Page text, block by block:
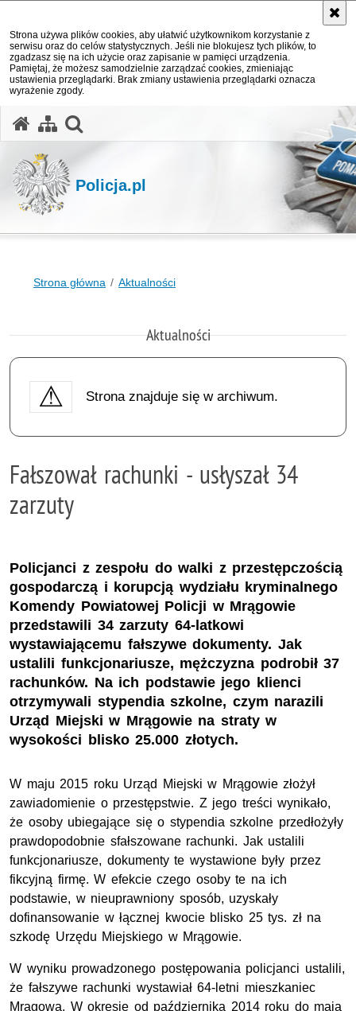
Strona używa plików cookies, aby ułatwić użytkownikom korzystanie z
serwisu oraz do celów statystycznych. Jeśli nie blokujesz tych plików, to
zgadzasz się na ich użycie oraz zapisanie w pamięci urządzenia.
Pamiętaj, że możesz samodzielnie zarządzać cookies, zmieniając
ustawienia przeglądarki. Brak zmiany ustawienia przeglądarki oznacza
wyrażenie zgody.
Policja.pl
Strona główna Aktualności
Aktualności
Strona znajduje się w archiwum.
Fałszował rachunki - usłyszał 34
zarzuty
Policjanci z zespołu do walki z przestępczością
gospodarczą i korupcją wydziału kryminalnego
Komendy Powiatowej Policji w Mrągowie
przedstawili 34 zarzuty 64-latkowi
wystawiającemu fałszywe dokumenty. Jak
ustalili funkcjonariusze, mężczyzna podrobił 37
rachunków. Na ich podstawie jego klienci
otrzymywali stypendia szkolne, czym narazili
Urząd Miejski w Mrągowie na straty w
wysokości blisko 25.000 złotych.
W maju 2015 roku Urząd Miejski w Mrągowie złożył
zawiadomienie o przestępstwie. Z jego treści wynikało,
że osoby ubiegające się o stypendia szkolne przedłożyły
prawdopodobnie sfałszowane rachunki. Jak ustalili
funkcjonariusze, dokumenty te wystawione były przez
fikcyjną firmę. W efekcie czego osoby te na ich
podstawie, w nieuprawniony sposób, uzyskały
dofinansowanie w łącznej kwocie blisko 25 tys. zł na
szkodę Urzędu Miejskiego w Mrągowie.
W wyniku prowadzonego postępowania policjanci ustalili,
że fałszywe rachunki wystawiał 64-letni mieszkaniec
Mrągowa. W okresie od października 2014 roku do maja